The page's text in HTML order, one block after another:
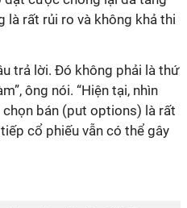
là rất rủi ro và không khả thi
trả lời. Đó không phải là thứ
ông nói. “Hiện tại, nhìn
bán (put options) là rất
cổ phiếu vẫn có thể gây